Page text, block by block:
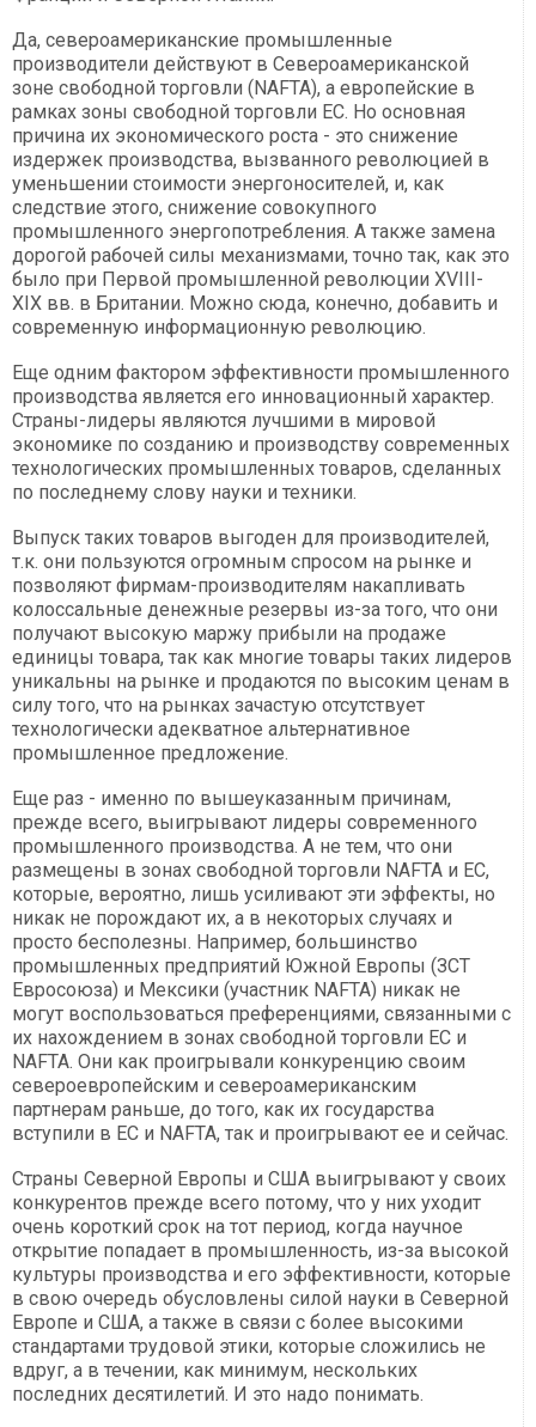
Да, североамериканские промышленные
производители действуют в Североамериканской
зоне свободной торговли (NAFTA), а европейские в
рамках зоны свободной торговли ЕС. Но основная
причина их экономического роста - это снижение
издержек производства, вызванного революцией в
уменьшении стоимости энергоносителей, и, как
следствие этого, снижение совокупного
промышленного энергопотребления. А также замена
дорогой рабочей силы механизмами, точно так, как это
было при Первой промышленной революции XVIII-
XIX вв. в Британии. Можно сюда, конечно, добавить и
современную информационную революцию.
Еще одним фактором эффективности промышленного
производства является его инновационный характер.
Страны-лидеры являются лучшими в мировой
экономике по созданию и производству современных
технологических промышленных товаров, сделанных
по последнему слову науки и техники.
Выпуск таких товаров выгоден для производителей,
т.к. они пользуются огромным спросом на рынке и
позволяют фирмам-производителям накапливать
колоссальные денежные резервы из-за того, что они
получают высокую маржу прибыли на продаже
единицы товара, так как многие товары таких лидеров
уникальны на рынке и продаются по высоким ценам в
силу того, что на рынках зачастую отсутствует
технологически адекватное альтернативное
промышленное предложение.
Еще раз - именно по вышеуказанным причинам,
прежде всего, выигрывают лидеры современного
промышленного производства. А не тем, что они
размещены в зонах свободной торговли NAFTA и ЕС,
которые, вероятно, лишь усиливают эти эффекты, но
никак не порождают их, а в некоторых случаях и
просто бесполезны. Например, большинство
промышленных предприятий Южной Европы (ЗСТ
Евросоюза) и Мексики (участник NAFTA) никак не
могут воспользоваться преференциями, связанными с
их нахождением в зонах свободной торговли ЕС и
NAFTA. Они как проигрывали конкуренцию своим
североевропейским и североамериканским
партнерам раньше, до того, как их государства
вступили в ЕС и NAFTA, так и проигрывают ее и сейчас.
Страны Северной Европы и США выигрывают у своих
конкурентов прежде всего потому, что у них уходит
очень короткий срок на тот период, когда научное
открытие попадает в промышленность, из-за высокой
культуры производства и его эффективности, которые
в свою очередь обусловлены силой науки в Северной
Европе и США, а также в связи с более высокими
стандартами трудовой этики, которые сложились не
вдруг, а в течении, как минимум, нескольких
последних десятилетий. И это надо понимать.